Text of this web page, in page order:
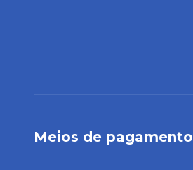
Meios de pagamento